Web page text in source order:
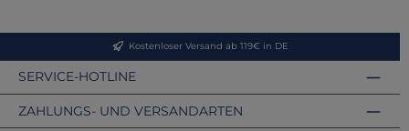
Kostenloser Versand ab 119€ in DE
SERVICE-HOTLINE
ZAHLUNGS- UND VERSANDARTEN